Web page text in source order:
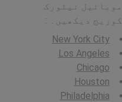
موبائیل نیٹورک
کوریج دیکھیں۔ :
New York City
Los Angeles
Chicago
Houston
Philadelphia